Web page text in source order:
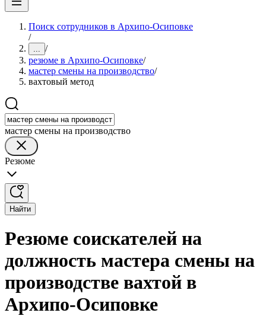
Поиск сотрудников в Архипо-Осиповке
/
... /
резюме в Архипо-Осиповке/
мастер смены на производство/
вахтовый метод
мастер смены на производство
Резюме
Найти
Резюме соискателей на
должность мастера смены на
производстве вахтой в
Архипо-Осиповке